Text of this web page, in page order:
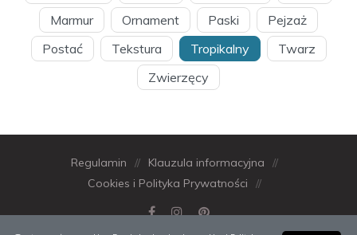
Marmur
Ornament Paski
Pejzaż
Postać
Tekstura Tropikalny
Twarz
Zwierzęcy
Regulamin // Klauzula informacyjna
//
Cookies i Polityka Prywatności
//